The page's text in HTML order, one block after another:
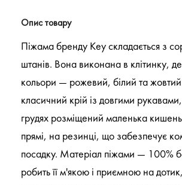
Опис товару
Піжама бренду Key складається з
штанів. Вона виконана в клітинку,
кольори — рожевий, білий та
класичний крій із довгими
грудях розміщений маленька
прямі, на резинці, що забезпечує
посадку. Матеріал піжами — 100%
робить її м'якою і приємною на